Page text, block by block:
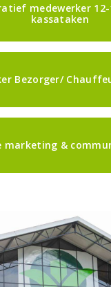
medewerker
kassataken
Bezorger/
marketing &